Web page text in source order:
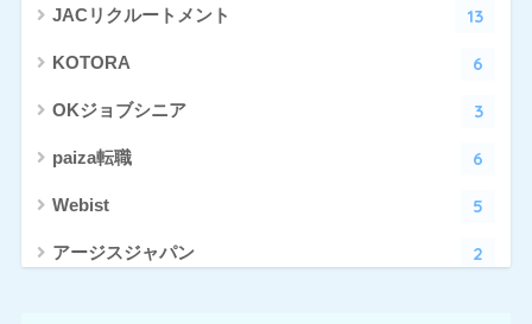
JACリクルートメント 13
KOTORA 6
OKジョブシニア 3
paiza転職 6
Webist 5
アージスジャパン 2